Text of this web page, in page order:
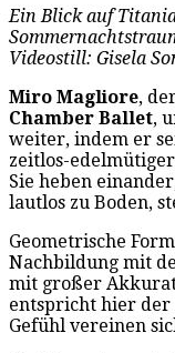
Ein Blick auf
Videostill: Gisela
Miro Magliore,
Chamber Ballet,
weiter, indem er
zeitlos-
Sie heben
lautlos zu Boden,
Geometrische
Nachbildung mit
mit großer
entspricht hier
Gefühl vereinen